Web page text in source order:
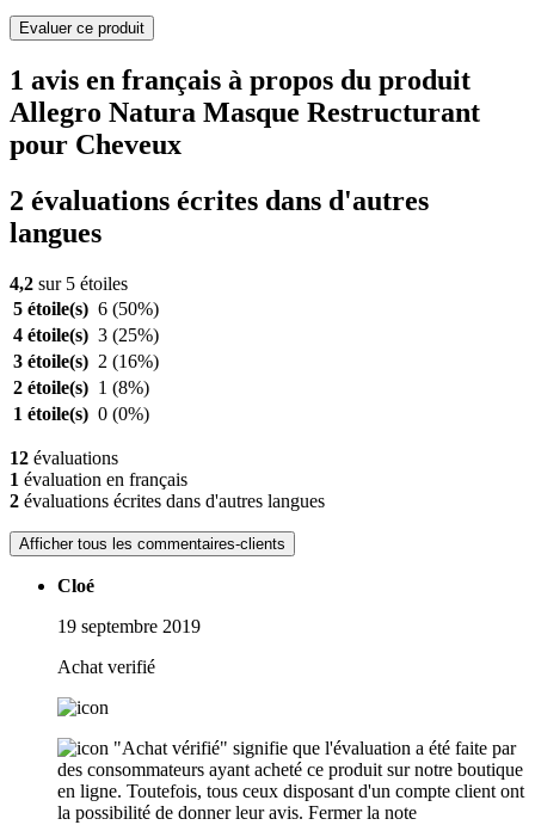
Evaluer ce produit
1 avis en français à propos du produit
Allegro Natura Masque Restructurant
pour Cheveux
2 évaluations écrites dans d'autres
langues
4,2 sur 5 étoiles
5 étoile(s) 6 (50%)
4 étoile(s) 3 (25%)
3 étoile(s) 2 (16%)
2 étoile(s) 1 (8%)
1 étoile(s) 0 (0%)
12 évaluations
1 évaluation en français
2 évaluations écrites dans d'autres langues
Afficher tous les commentaires-clients
Cloé
19 septembre 2019
Achat verifié
"Achat vérifié" signifie que l'évaluation a été faite par
des consommateurs ayant acheté ce produit sur notre boutique
en ligne. Toutefois, tous ceux disposant d'un compte client ont
la possibilité de donner leur avis. Fermer la note